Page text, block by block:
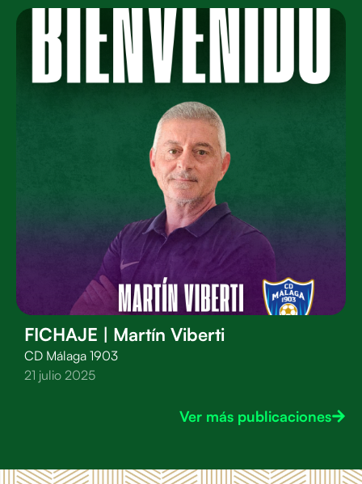
FICHAJE | Martín Viberti
CD Málaga 1903
21 julio 2025
Ver más publicaciones